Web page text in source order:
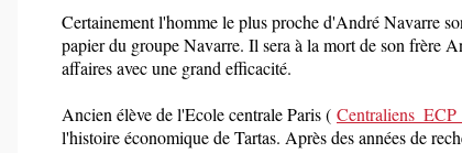
Certainement l'homme le plus proche d'André Navarre
papier du groupe Navarre. Il sera à la mort de son frère
affaires avec une grand efficacité.
Ancien élève de l'Ecole centrale Paris (
l'histoire économique de Tartas. Après des années de